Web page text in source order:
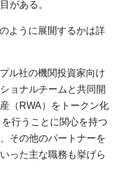
がある。
ように展開するかは詳
ル社の機関投資家向け
ョナルチームと共同開
（RWA）をトークン化
行うことに関心を持つ
その他のパートナーを
った主な職務も挙げら